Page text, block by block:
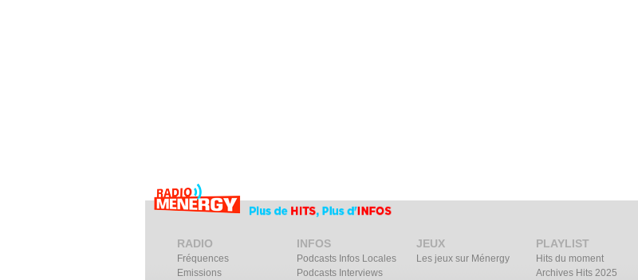
RADIO
Fréquences
Emissions
INFOS
Podcasts Infos Locales
Podcasts Interviews
JEUX
Les jeux sur Ménergy
PLAYLIST
Hits du moment
Archives Hits 2025